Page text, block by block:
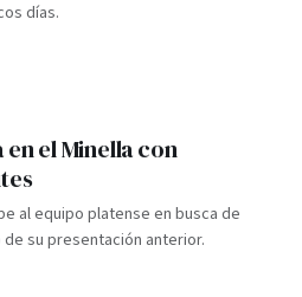
días.
el Minella con
al equipo platense en busca de
su presentación anterior.